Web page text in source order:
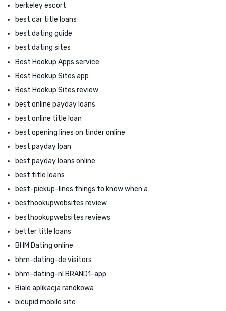
berkeley escort
best car title loans
best dating guide
best dating sites
Best Hookup Apps service
Best Hookup Sites app
Best Hookup Sites review
best online payday loans
best online title loan
best opening lines on tinder online
best payday loan
best payday loans online
best title loans
best-pickup-lines things to know when a
besthookupwebsites review
besthookupwebsites reviews
better title loans
BHM Dating online
bhm-dating-de visitors
bhm-dating-nl BRAND1-app
Biale aplikacja randkowa
bicupid mobile site